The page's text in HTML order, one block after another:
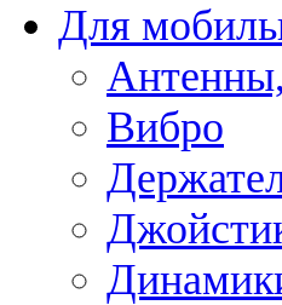
Для
Вибро